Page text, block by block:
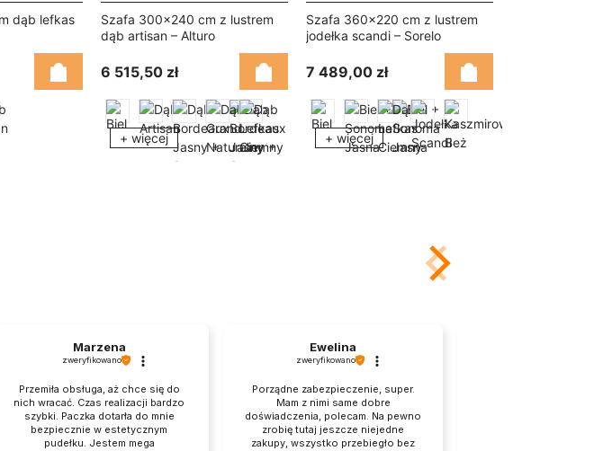
dąb lefkas
Szafa 300x240 cm z lustrem
dąb artisan – Alturo
6 515,50 zł
+ więcej
Szafa 360x220 cm z lustrem
jodełka scandi – Sorelo
7 489,00 zł
+ więcej
Marzena
zweryfikowano
Przemiła obsługa, aż chce się do
wracać. Czas realizacji bardzo
szybki. Paczka dotarła do mnie
bezpiecznie w estetycznym
pudełku. Jestem mega
Ewelina
zweryfikowano
Porządne zabezpieczenie, super.
Mam z nimi same dobre
doświadczenia, polecam. Na pewno
zrobię tutaj jeszcze niejedne
zakupy, wszystko przebiegło bez